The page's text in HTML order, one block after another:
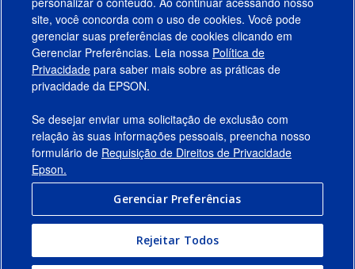
Produtos
Suporte
Links Sugeridos
Empresa
Conecte-se com a Epson
site, você concorda com o uso de cookies. Você pode
gerenciar suas preferências de cookies clicando em
Gerenciar Preferências. Leia nossa Política de
Privacidade para saber mais sobre as práticas de
privacidade da EPSON.
Se desejar enviar uma solicitação de exclusão com
relação às suas informações pessoais, preencha nosso
formulário de Requisição de Direitos de Privacidade
Epson.
Gerenciar Preferências
Rejeitar Todos